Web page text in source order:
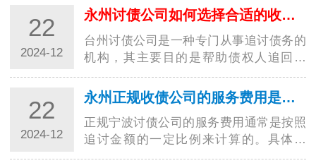
更加规范，并为债权人提供了更好的保
障。随着社会经济的发展，讨债行业也越
来越受到…
22
2024-12
永州讨债公司如何选择合适的收费方式？
台州讨债公司是一种专门从事追讨债务的
机构，其主要目的是帮助债权人追回欠
款。在选择收费方式时，台州讨债公司需
要考虑多种因素，以确保能够满足客户的
需求并获得合理的收益。以下是一些常见
的收费方…
22
2024-12
永州正规收债公司的服务费用是如何计算的？
正规宁波讨债公司的服务费用通常是按照
追讨金额的一定比例来计算的。具体来
说，服务费用通常由以下几个方面组成：